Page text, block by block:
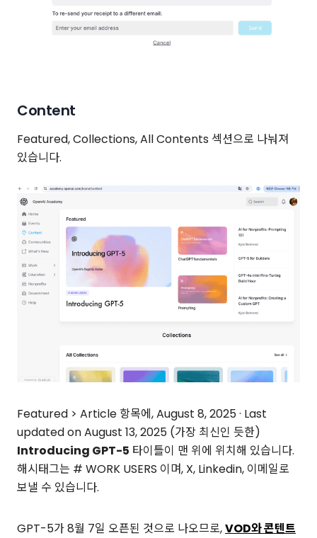
Content
Featured, Collections, All Contents 섹션으로 나눠져
있습니다.
Featured > Article 항목에, August 8, 2025 · Last
updated on August 13, 2025 (가장 최신인 듯한)
Introducing GPT-5 타이틀이 맨 위에 위치해 있습니다.
해시태그는 # WORK USERS 이며, X, Linkedin, 이메일로
보낼 수 있습니다.
GPT-5가 8월 7일 오픈된 것으로 나오므로,VOD와 콘텐트